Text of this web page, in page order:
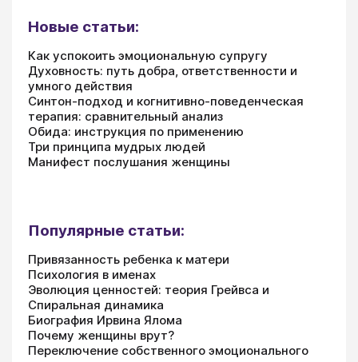
Новые статьи:
Как успокоить эмоциональную супругу
Духовность: путь добра, ответственности и
умного действия
Синтон-подход и когнитивно-поведенческая
терапия: сравнительный анализ
Обида: инструкция по применению
Три принципа мудрых людей
Манифест послушания женщины
Популярные статьи:
Привязанность ребенка к матери
Психология в именах
Эволюция ценностей: теория Грейвса и
Спиральная динамика
Биография Ирвина Ялома
Почему женщины врут?
Переключение собственного эмоционального